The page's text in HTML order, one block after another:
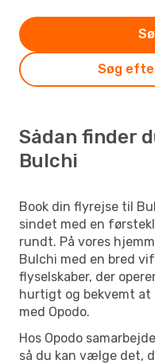
Søg
Sådan finder
Bulchi
Book din flyrejse til
sindet med en
rundt. På vores
Bulchi med en bred
flyselskaber, der
hurtigt og bekvemt at
med Opodo.
Hos Opodo
så du kan vælge det,